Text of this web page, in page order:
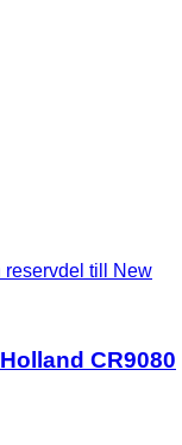
till New
CR9080